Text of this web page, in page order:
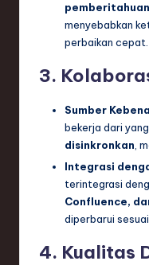
menyebabkan
perbaikan cepat.
3.
Sumber
bekerja dari
disinkronkan,
Integrasi
terintegrasi
Confluence,
diperbarui
4. Kualitas